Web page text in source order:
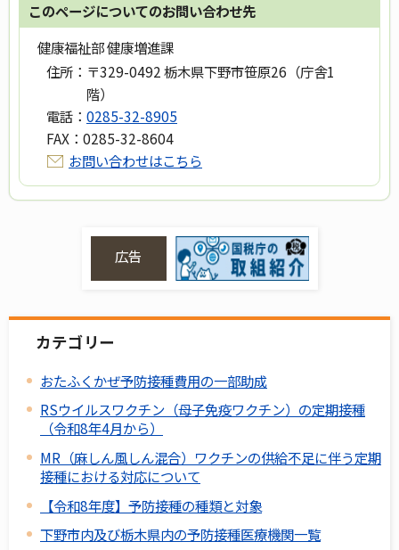
このページについてのお問い合わせ先
健康福祉部 健康増進課
住所： 〒329-0492 栃木県下野市笹原26（庁舎1
階）
電話： 0285-32-8905
FAX： 0285-32-8604
お問い合わせはこちら
広告
カテゴリー
おたふくかぜ予防接種費用の一部助成
RSウイルスワクチン（母子免疫ワクチン）の定期接種
（令和8年4月から）
MR（麻しん風しん混合）ワクチンの供給不足に伴う定期
接種における対応について
【令和8年度】予防接種の種類と対象
下野市内及び栃木県内の予防接種医療機関一覧